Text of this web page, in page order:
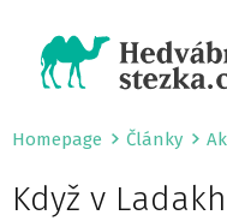
Homepage Články
Když v